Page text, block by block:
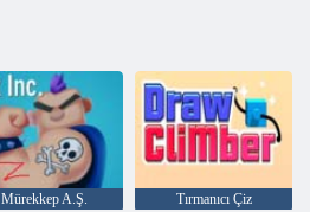
Mürekkep A.Ş. Tırmanıcı Çiz